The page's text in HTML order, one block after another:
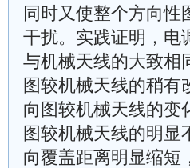
同时又使整个方向性
干扰。实践证明，电
与机械天线的大致相
图较机械天线的稍有
向图较机械天线的变
图较机械天线的明显
向覆盖距离明显缩短